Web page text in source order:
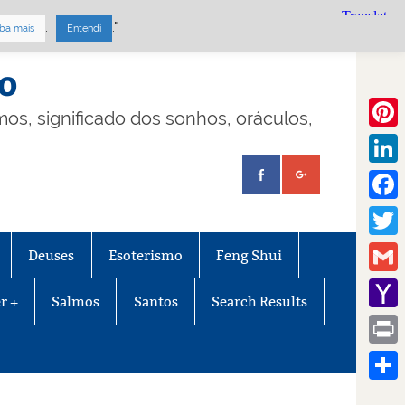
significado dos sonhos, oráculos,
Deuses Esoterismo Feng Shui
+ Salmos Santos Search Results
Gmail
Mail
Print
mais . Entendi ."